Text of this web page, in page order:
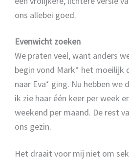
ons allebei goed.
Evenwicht zoeken
We praten veel, want anders
begin vond Mark* het moeilijk
naar Eva* ging. Nu hebben we
ik zie haar één keer per week
weekend per maand. De rest
ons gezin.
Het draait voor mij niet om